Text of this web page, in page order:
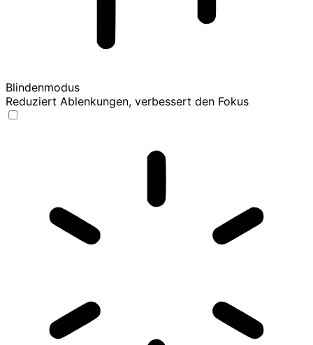
Blindenmodus
Reduziert Ablenkungen, verbessert den Fokus